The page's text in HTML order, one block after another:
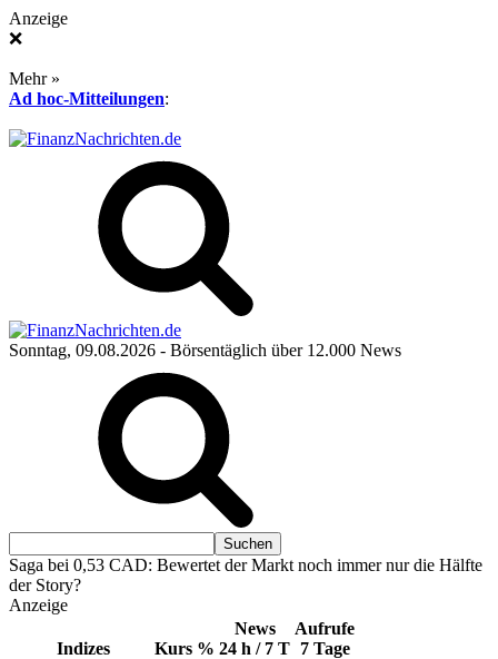
Anzeige
❌
Mehr »
Ad hoc-Mitteilungen:
Sonntag, 09.08.2026 - Börsentäglich über 12.000 News
Saga bei 0,53 CAD: Bewertet der Markt noch immer nur die Hälfte
der Story?
Anzeige
Indizes Kurs %
News
24 h / 7 T
Aufrufe
7 Tage